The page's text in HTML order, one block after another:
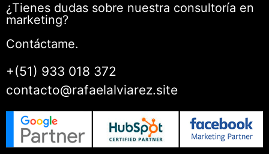
¿Tienes dudas sobre nuestra consultoría en
marketing?
Contáctame.
+(51) 933 018 372
contacto@rafaelalviarez.site